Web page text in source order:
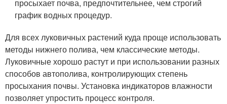
просыхает почва, предпочтительнее, чем строгий
график водных процедур.
Для всех луковичных растений куда проще использовать
методы нижнего полива, чем классические методы.
Луковичные хорошо растут и при использовании разных
способов автополива, контролирующих степень
просыхания почвы. Установка индикаторов влажности
позволяет упростить процесс контроля.